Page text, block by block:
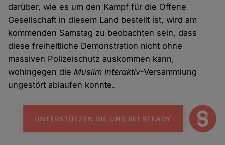
darüber, wie es um den Kampf für die Offene
Gesellschaft in diesem Land bestellt ist, wird am
kommenden Samstag zu beobachten sein, dass
diese freiheitliche Demonstration nicht ohne
massiven Polizeischutz auskommen kann,
wohingegen dieMuslim Interaktiv-Versammlung
ungestört ablaufen konnte.